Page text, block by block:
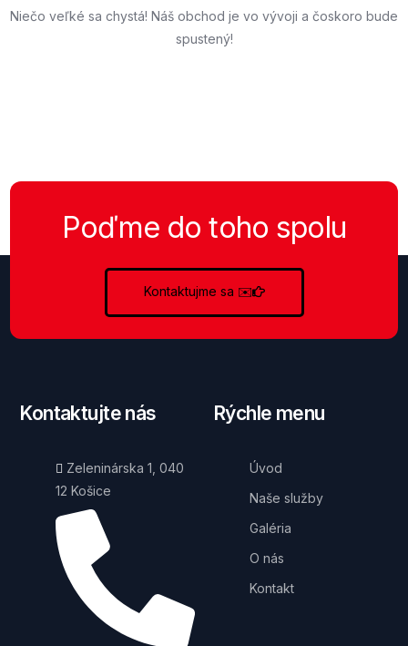
Niečo veľké sa chystá! Náš obchod je vo vývoji a čoskoro bude
spustený!
Poďme do toho spolu
Kontaktujme sa ✉️
Kontaktujte nás
Zeleninárska 1, 040
12 Košice
Rýchle menu
Úvod
Naše služby
Galéria
O nás
Kontakt